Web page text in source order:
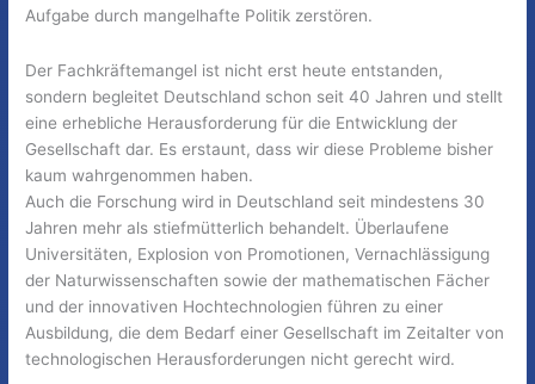
Aufgabe durch mangelhafte Politik zerstören.
Der Fachkräftemangel ist nicht erst heute entstanden,
sondern begleitet Deutschland schon seit 40 Jahren und stellt
eine erhebliche Herausforderung für die Entwicklung der
Gesellschaft dar. Es erstaunt, dass wir diese Probleme bisher
kaum wahrgenommen haben.
Auch die Forschung wird in Deutschland seit mindestens 30
Jahren mehr als stiefmütterlich behandelt. Überlaufene
Universitäten, Explosion von Promotionen, Vernachlässigung
der Naturwissenschaften sowie der mathematischen Fächer
und der innovativen Hochtechnologien führen zu einer
Ausbildung, die dem Bedarf einer Gesellschaft im Zeitalter von
technologischen Herausforderungen nicht gerecht wird.